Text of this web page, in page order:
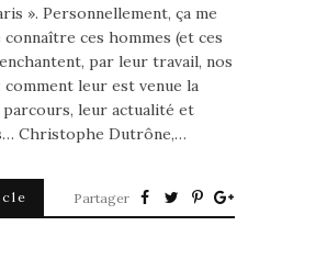
». Personnellement, ça me
connaître ces hommes (et ces
par leur travail, nos
leur est venue la
parcours, leur actualité et
Christophe Dutrône,…
Partager